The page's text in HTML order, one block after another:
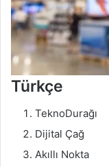
Türkçe
TeknoDurağı
Dijital Çağ
Akıllı Nokta